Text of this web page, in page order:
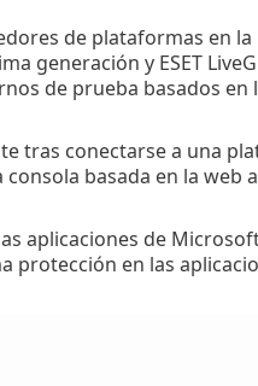
de plataformas en la
generación y ESET
de prueba basados en
tras conectarse a una
basada en la web
aplicaciones de
protección en las